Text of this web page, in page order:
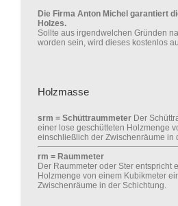
Die Firma Anton Michel garantiert
Holzes.
Sollte aus irgendwelchen Gründen
worden sein, wird dieses kostenlos
Holzmasse
srm = Schüttraummeter Der
einer lose geschütteten Holzmenge
einschließlich der Zwischenräume in
rm = Raummeter
Der Raummeter oder Ster entspricht
Holzmenge von einem Kubikmeter
Zwischenräume in der Schichtung.